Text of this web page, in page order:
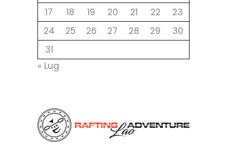
17
18 19 20 21 22
23
24
25 26 27 28 29
30
31
« Lug